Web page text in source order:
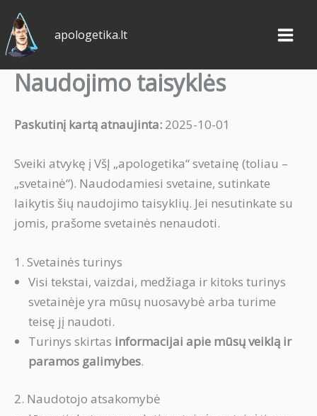
Pereiti
prie
turinio
apologetika.lt
Naudojimo taisyklės
Paskutinį kartą atnaujinta: 2025-10-01
Sveiki atvykę į VšĮ „apologetika“ svetainę (toliau –
„svetainė“). Naudodamiesi svetaine, sutinkate
laikytis šių naudojimo taisyklių. Jei nesutinkate su
jomis, prašome svetainės nenaudoti.
1. Svetainės turinys
Visi tekstai, vaizdai, medžiaga ir kitoks turinys
svetainėje yra mūsų nuosavybė arba turime
teisę jį naudoti.
Turinys skirtas informacijai apie mūsų veiklą ir
paramos galimybes.
2. Naudotojo atsakomybė